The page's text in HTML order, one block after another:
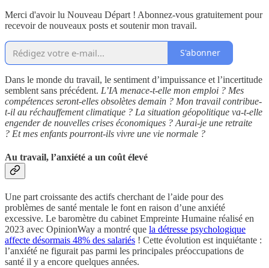
Merci d'avoir lu Nouveau Départ ! Abonnez-vous gratuitement pour
recevoir de nouveaux posts et soutenir mon travail.
S'abonner
Dans le monde du travail, le sentiment d’impuissance et l’incertitude
semblent sans précédent. L’IA menace-t-elle mon emploi ? Mes
compétences seront-elles obsolètes demain ? Mon travail contribue-
t-il au réchauffement climatique ? La situation géopolitique va-t-elle
engender de nouvelles crises économiques ? Aurai-je une retraite
? Et mes enfants pourront-ils vivre une vie normale ?
Au travail, l’anxiété a un coût élevé
Une part croissante des actifs cherchant de l’aide pour des
problèmes de santé mentale le font en raison d’une anxiété
excessive. Le baromètre du cabinet Empreinte Humaine réalisé en
2023 avec OpinionWay a montré que la détresse psychologique
affecte désormais 48% des salariés ! Cette évolution est inquiétante :
l’anxiété ne figurait pas parmi les principales préoccupations de
santé il y a encore quelques années.